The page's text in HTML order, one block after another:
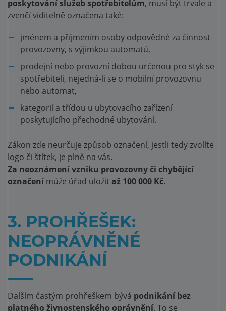
poskytování služeb spotřebitelům, musí být trvale a
zvenčí viditelně označena také:
jménem a příjmením osoby odpovědné za činnost
provozovny, s výjimkou automatů,
prodejní nebo provozní dobou určenou pro styk se
spotřebiteli, nejedná-li se o mobilní provozovnu
nebo automat,
kategorií a třídou u ubytovacího zařízení
poskytujícího přechodné ubytování.
Zákon zde neurčuje způsob označení, jestli tedy zvolíte
logo či štítek, je plně na vás.
Za neoznámení vzniku provozovny či chybějící
označenímůže úřad uložit až 100 000 Kč.
3. PROHŘEŠEK:
NEOPRÁVNĚNÉ
PODNIKÁNÍ
Dalším častým prohřeškem bývá podnikání bez
platného živnostenského oprávnění. To se